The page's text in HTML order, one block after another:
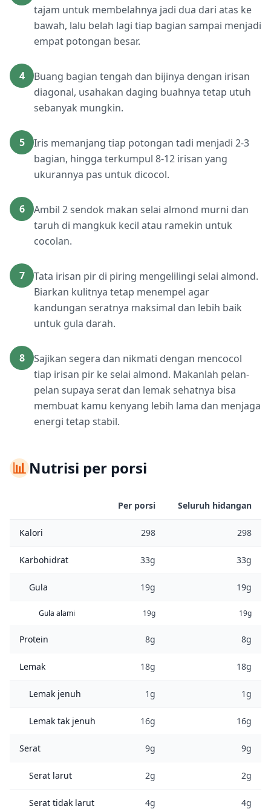
tajam untuk membelahnya jadi dua dari atas ke
bawah, lalu belah lagi tiap bagian sampai menjadi
empat potongan besar.
4
Buang bagian tengah dan bijinya dengan irisan
diagonal, usahakan daging buahnya tetap utuh
sebanyak mungkin.
5
Iris memanjang tiap potongan tadi menjadi 2-3
bagian, hingga terkumpul 8-12 irisan yang
ukurannya pas untuk dicocol.
6
Ambil 2 sendok makan selai almond murni dan
taruh di mangkuk kecil atau ramekin untuk
cocolan.
7
Tata irisan pir di piring mengelilingi selai almond.
Biarkan kulitnya tetap menempel agar
kandungan seratnya maksimal dan lebih baik
untuk gula darah.
8
Sajikan segera dan nikmati dengan mencocol
tiap irisan pir ke selai almond. Makanlah pelan-
pelan supaya serat dan lemak sehatnya bisa
membuat kamu kenyang lebih lama dan menjaga
energi tetap stabil.
📊Nutrisi per porsi
Per porsi Seluruh hidangan
Kalori 298 298
Karbohidrat 33g 33g
Gula 19g 19g
Gula alami 19g 19g
Protein 8g 8g
Lemak 18g 18g
Lemak jenuh 1g 1g
Lemak tak jenuh 16g 16g
Serat 9g 9g
Serat larut 2g 2g
Serat tidak larut 4g 4g